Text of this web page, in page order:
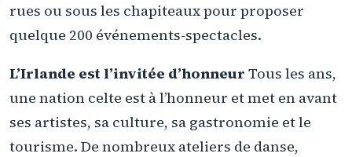
rues ou sous les chapiteaux pour proposer
quelque 200 événements-spectacles.
L’Irlande est l’invitée d’honneur Tous les ans,
une nation celte est à l’honneur et met en avant
ses artistes, sa culture, sa gastronomie et le
tourisme. De nombreux ateliers de danse,